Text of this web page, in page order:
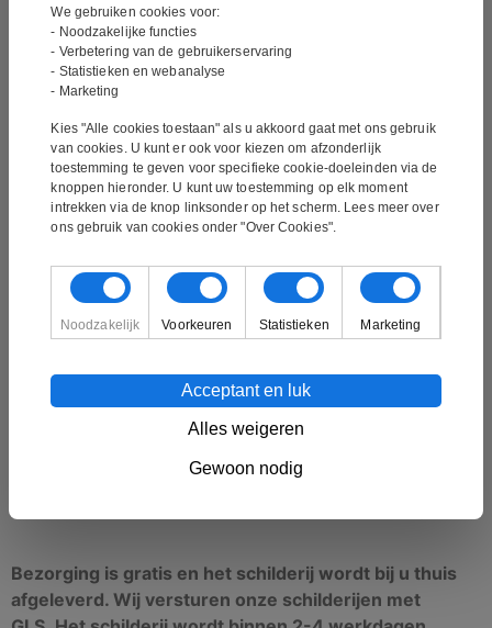
verzending in de tweede helft van
augustus.
Handtekening:Gesigneerd door de kunstenaar
De kunstenaar:John Cailing
Techniek:
Handgeschilderd
Materiaal:Olieverfschilderij
Formaat van het schilderij:120 x 80 cm
Klaar om aan de muur te hangen:Ja (Het canvas is om
een houten frame gewikkeld)
Bezorging is gratis en het schilderij wordt bij u thuis
afgeleverd. Wij versturen onze schilderijen met
We gebruiken cookies voor:
- Noodzakelijke functies
- Verbetering van de gebruikerservaring
- Statistieken en webanalyse
- Marketing
Kies "Alle cookies toestaan" als u akkoord gaat met ons gebruik
van cookies. U kunt er ook voor kiezen om afzonderlijk
toestemming te geven voor specifieke cookie-doeleinden via de
knoppen hieronder. U kunt uw toestemming op elk moment
intrekken via de knop linksonder op het scherm. Lees meer over
ons gebruik van cookies onder "Over Cookies".
Noodzakelijk Voorkeuren Statistieken Marketing
Alles weigeren
Gewoon nodig
Acceptant en luk